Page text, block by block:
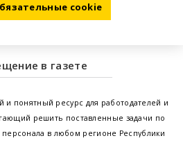
в газете
и понятный ресурс для работодателей и
решить поставленные задачи по
в любом регионе Республики
cookie